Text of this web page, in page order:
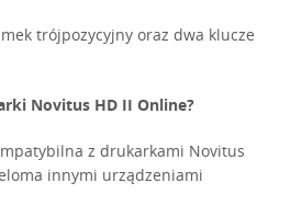
trójpozycyjny oraz dwa klucze
Novitus HD II Online?
z drukarkami Novitus
innymi urządzeniami